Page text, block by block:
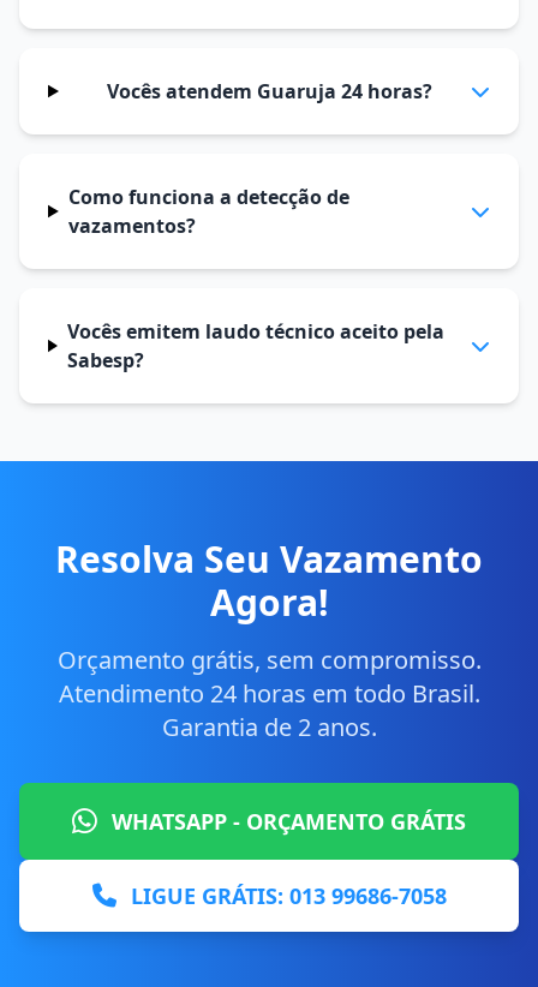
Vocês atendem Guaruja 24 horas?
Como funciona a detecção de
vazamentos?
Vocês emitem laudo técnico aceito pela
Sabesp?
Resolva Seu Vazamento
Agora!
Orçamento grátis, sem compromisso.
Atendimento 24 horas em todo Brasil.
Garantia de 2 anos.
WHATSAPP - ORÇAMENTO GRÁTIS
LIGUE GRÁTIS: 013 99686-7058